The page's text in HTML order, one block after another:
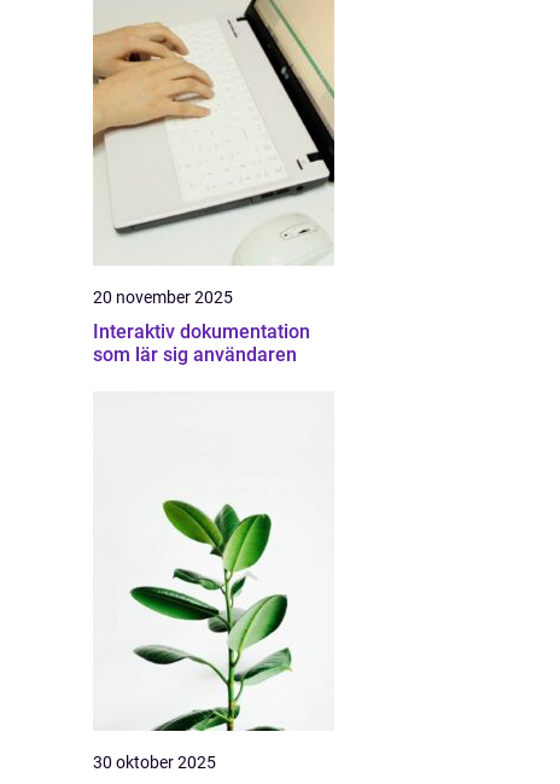
20 november 2025
Interaktiv dokumentation
som lär sig användaren
30 oktober 2025